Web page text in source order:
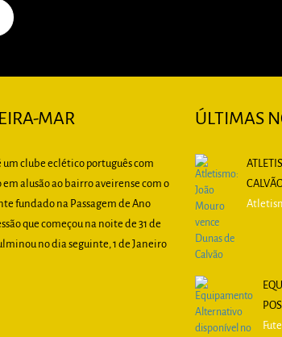
MAR
um clube eclético português com
em alusão ao bairro aveirense com o
fundado na Passagem de Ano
que começou na noite de 31 de
no dia seguinte, 1 de Janeiro
ÚLTIMAS